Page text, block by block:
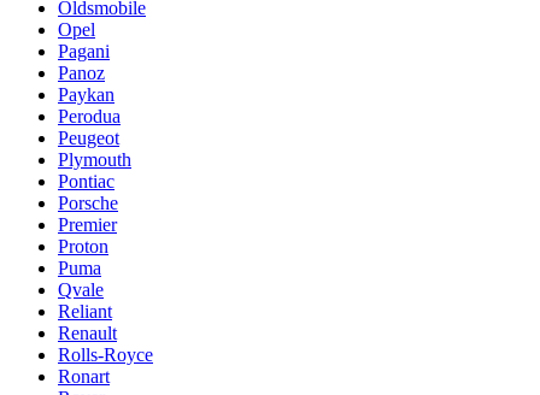
Oldsmobile
Opel
Pagani
Panoz
Paykan
Perodua
Peugeot
Plymouth
Pontiac
Porsche
Premier
Proton
Puma
Qvale
Reliant
Renault
Rolls-Royce
Ronart